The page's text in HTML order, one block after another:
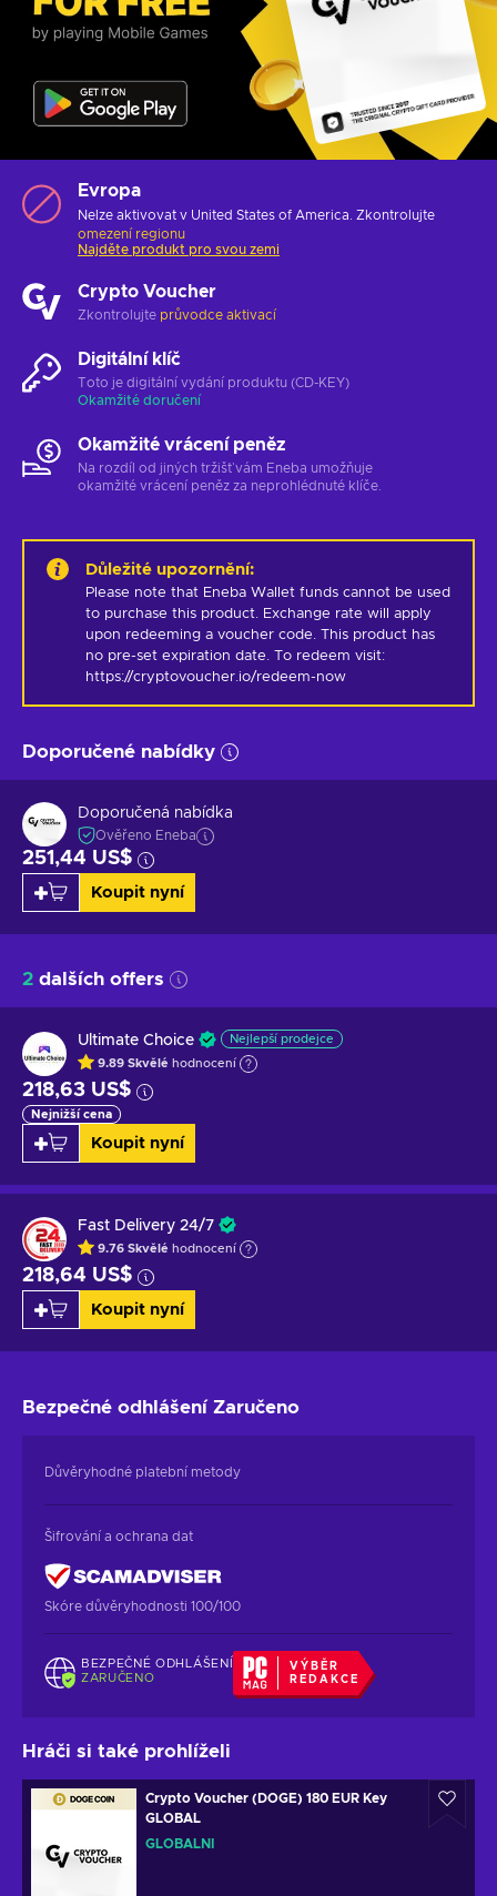
Evropa
Nelze aktivovat v United States of America. Zkontrolujte
omezení regionu
Najděte produkt pro svou zemi
Crypto Voucher
Zkontrolujte průvodce aktivací
Digitální klíč
Toto je digitální vydání produktu (CD-KEY)
Okamžité doručení
Okamžité vrácení peněz
Na rozdíl od jiných tržišť vám Eneba umožňuje
okamžité vrácení peněz za neprohlédnuté klíče.
Důležité upozornění:
Please note that Eneba Wallet funds cannot be used
to purchase this product. Exchange rate will apply
upon redeeming a voucher code. This product has
no pre-set expiration date. To redeem visit:
https://cryptovoucher.io/redeem-now
Doporučené nabídky
Doporučená nabídka
Ověřeno Eneba
251,44 US$
Koupit nyní
2 dalších offers
Ultimate Choice Nejlepší prodejce
9.89 Skvělé hodnocení
218,63 US$
Nejnižší cena
Koupit nyní
Fast Delivery 24/7
9.76 Skvělé hodnocení
218,64 US$
Koupit nyní
Bezpečné odhlášení Zaručeno
Důvěryhodné platební metody
Šifrování a ochrana dat
Skóre důvěryhodnosti 100/100
BEZPEČNÉ ODHLÁŠENÍ
ZARUČENO
VÝBĚR
REDAKCE
Hráči si také prohlíželi
Crypto Voucher (DOGE) 180 EUR Key
GLOBAL
GLOBÁLNÍ